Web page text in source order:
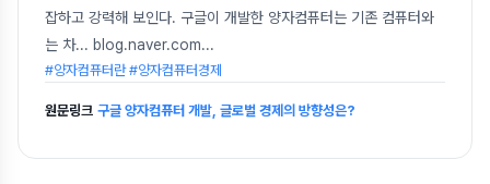
잡하고 강력해 보인다. 구글이 개발한 양자컴퓨터는 기존 컴퓨터와
는 차... blog.naver.com...
#양자컴퓨터란 #양자컴퓨터경제
원문링크 구글 양자컴퓨터 개발, 글로벌 경제의 방향성은?